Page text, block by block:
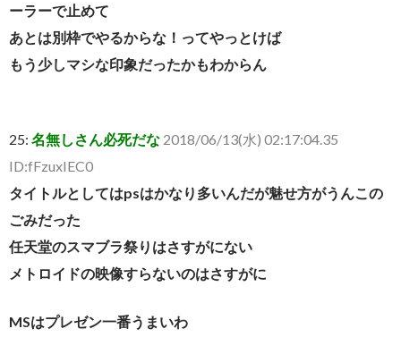
ーラーで止めて
あとは別枠でやるからな！ってやっとけば
もう少しマシな印象だったかもわからん
25: 名無しさん必死だな 2018/06/13(水) 02:17:04.35
ID:fFzuxIEC0
タイトルとしてはpsはかなり多いんだが魅せ方がうんこの
ごみだった
任天堂のスマブラ祭りはさすがにない
メトロイドの映像すらないのはさすがに
MSはプレゼン一番うまいわ